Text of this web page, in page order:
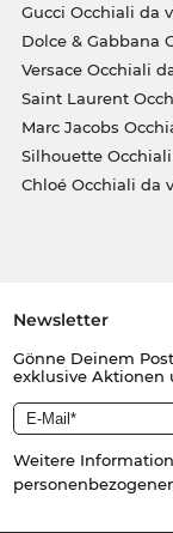
Gucci Occhiali da
Dolce & Gabbana
Versace Occhiali
Saint Laurent
Marc Jacobs
Silhouette
Chloé Occhiali da
Newsletter
Gönne Deinem
exklusive Aktionen
Weitere